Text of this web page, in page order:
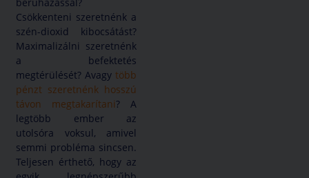
Csökkenteni szeretnénk a
szén-dioxid kibocsátást?
Maximalizálni szeretnénk
a befektetés
megtérülését? Avagytöbb
pénzt szeretnénk hosszú
távon megtakarítani? A
legtöbb ember az
utolsóra voksul, amivel
semmi probléma sincsen.
Teljesen érthető, hogy az